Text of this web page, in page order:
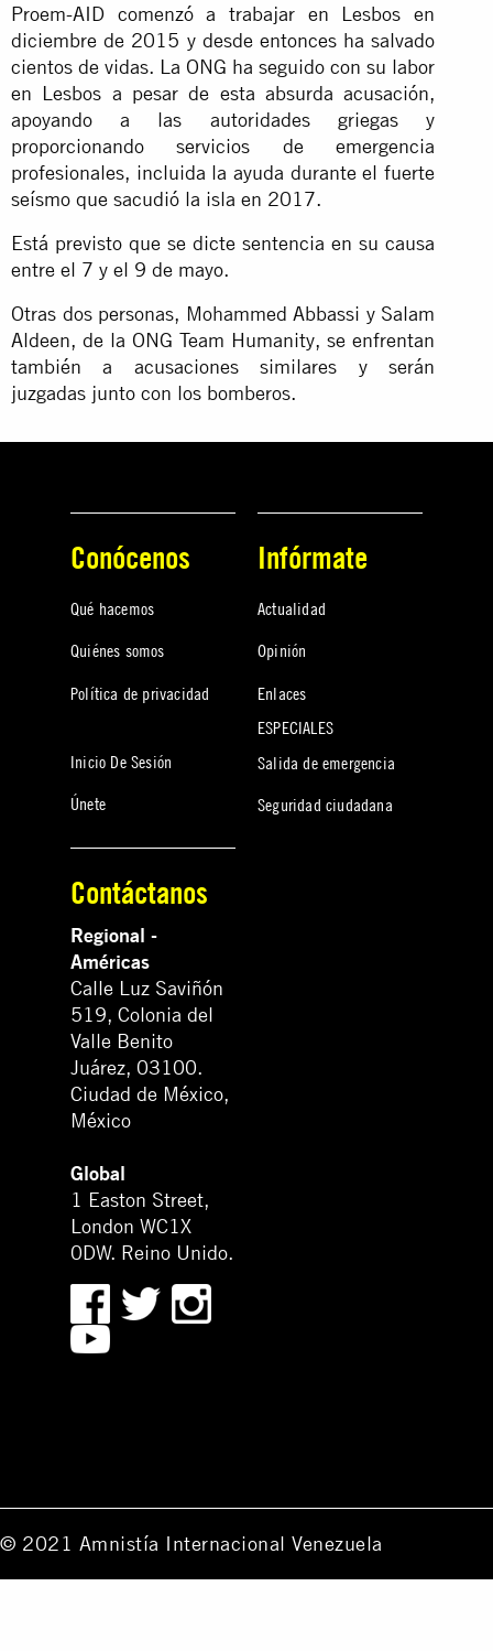
Proem-AID comenzó a trabajar en Lesbos en
diciembre de 2015 y desde entonces ha salvado
cientos de vidas. La ONG ha seguido con su labor
en Lesbos a pesar de esta absurda acusación,
apoyando a las autoridades griegas y
proporcionando servicios de emergencia
profesionales, incluida la ayuda durante el fuerte
seísmo que sacudió la isla en 2017.
Está previsto que se dicte sentencia en su causa
entre el 7 y el 9 de mayo.
Otras dos personas, Mohammed Abbassi y Salam
Aldeen, de la ONG Team Humanity, se enfrentan
también a acusaciones similares y serán
juzgadas junto con los bomberos.
Conócenos
Qué hacemos
Quiénes somos
Política de privacidad
Inicio De Sesión
Únete
Infórmate
Actualidad
Opinión
Enlaces
ESPECIALES
Salida de emergencia
Seguridad ciudadana
Contáctanos
Regional -
Américas
Calle Luz Saviñón
519, Colonia del
Valle Benito
Juárez, 03100.
Ciudad de México,
México
Global
1 Easton Street,
London WC1X
0DW. Reino Unido.
© 2021 Amnistía Internacional Venezuela